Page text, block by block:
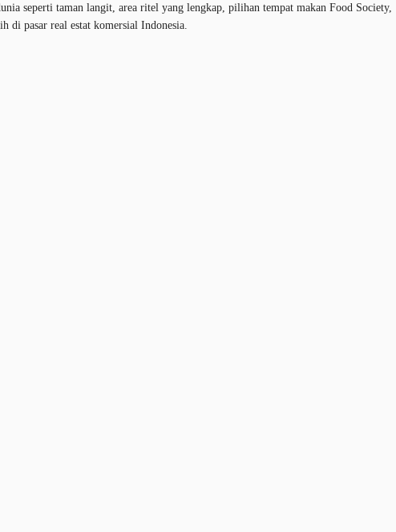
seperti taman langit, area ritel yang lengkap, pilihan tempat makan Food Society,
di pasar real estat komersial Indonesia.